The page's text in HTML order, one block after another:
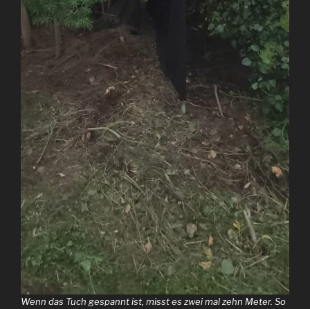
Wenn das Tuch gespannt ist, misst es zwei mal zehn Meter. So